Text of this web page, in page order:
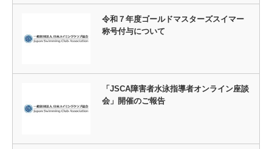
令和７年度ゴールドマスターズスイマー
称号付与について
「JSCA障害者水泳指導者オンライン座談
会」開催のご報告